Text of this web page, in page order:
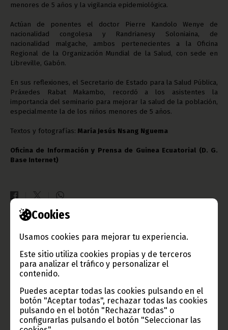
Cookies
Usamos cookies para mejorar tu experiencia.
Este sitio utiliza cookies propias y de terceros
para analizar el tráfico y personalizar el
contenido.
Puedes aceptar todas las cookies pulsando en el
botón "Aceptar todas", rechazar todas las cookies
pulsando en el botón "Rechazar todas" o
configurarlas pulsando el botón "Seleccionar las
menores de 5 años y la vigilancia epidemiológica.
Actúan de ponentes el doctor Pierre Kandolo Wenye de
nacionalidad congolesa y Randrianesy Soloniaina, de
nacionalidad malgache, ambos pertenecientes a la Oficina
Regional de la Organización Mundial de la Salud, con sede en
Libreville, Gabón.
En sus reflexiones, el Secretario de Estado para la Salud Pública,
Práxedes Rabat Makambo, recordó a los asistentes la
importancia del seminario para mejorar la salud de la población,
especialmente la de los niños menores de 5 años.
Textos y fotografías: María Jesús Nsang Nguema
Oficina de Información y Prensa de Guinea Ecuatorial (D. G.
Base Internet)
Gobierno e Instituciones
Información de Guinea Ecuatorial